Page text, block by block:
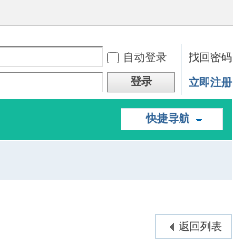
自动登录
找回密码
登录 立即注册
快捷导航
返回列表